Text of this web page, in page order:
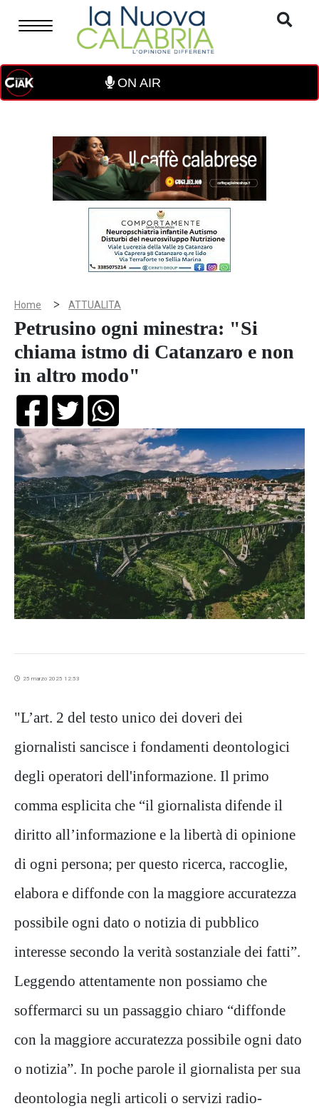
ON AIR
Home > ATTUALITA
Petrusino ogni minestra: "Si
chiama istmo di Catanzaro e non
in altro modo"
25 marzo 2025 12:53
"L’art. 2 del testo unico dei doveri dei
giornalisti sancisce i fondamenti deontologici
degli operatori dell'informazione. Il primo
comma esplicita che “il giornalista difende il
diritto all’informazione e la libertà di opinione
di ogni persona; per questo ricerca, raccoglie,
elabora e diffonde con la maggiore accuratezza
possibile ogni dato o notizia di pubblico
interesse secondo la verità sostanziale dei fatti”.
Leggendo attentamente non possiamo che
soffermarci su un passaggio chiaro “diffonde
con la maggiore accuratezza possibile ogni dato
o notizia”. In poche parole il giornalista per sua
deontologia negli articoli o servizi radio-